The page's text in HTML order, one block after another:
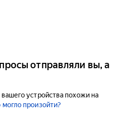
отправляли вы, а
устройства похожи на
произойти?